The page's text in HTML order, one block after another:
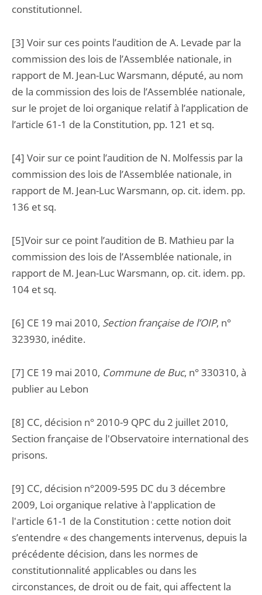
constitutionnel.
[3] Voir sur ces points l’audition de A. Levade par la
commission des lois de l’Assemblée nationale, in
rapport de M. Jean-Luc Warsmann, député, au nom
de la commission des lois de l’Assemblée nationale,
sur le projet de loi organique relatif à l’application de
l’article 61-1 de la Constitution, pp. 121 et sq.
[4] Voir sur ce point l’audition de N. Molfessis par la
commission des lois de l’Assemblée nationale, in
rapport de M. Jean-Luc Warsmann, op. cit. idem. pp.
136 et sq.
[5]Voir sur ce point l’audition de B. Mathieu par la
commission des lois de l’Assemblée nationale, in
rapport de M. Jean-Luc Warsmann, op. cit. idem. pp.
104 et sq.
[6] CE 19 mai 2010, Section française de l’OIP, n°
323930, inédite.
[7] CE 19 mai 2010, Commune de Buc, n° 330310, à
publier au Lebon
[8] CC, décision n° 2010-9 QPC du 2 juillet 2010,
Section française de l'Observatoire international des
prisons.
[9] CC, décision n°2009-595 DC du 3 décembre
2009, Loi organique relative à l'application de
l'article 61-1 de la Constitution : cette notion doit
s’entendre « des changements intervenus, depuis la
précédente décision, dans les normes de
constitutionnalité applicables ou dans les
circonstances, de droit ou de fait, qui affectent la